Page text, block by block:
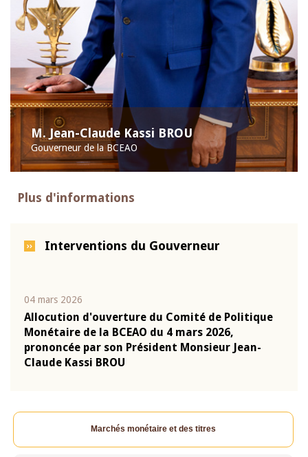
M. Jean-Claude Kassi BROU
Gouverneur de la BCEAO
Plus d'informations
Interventions du Gouverneur
04 mars 2026
Allocution d'ouverture du Comité de Politique
Monétaire de la BCEAO du 4 mars 2026,
prononcée par son Président Monsieur Jean-
Claude Kassi BROU
Marchés monétaire et des titres